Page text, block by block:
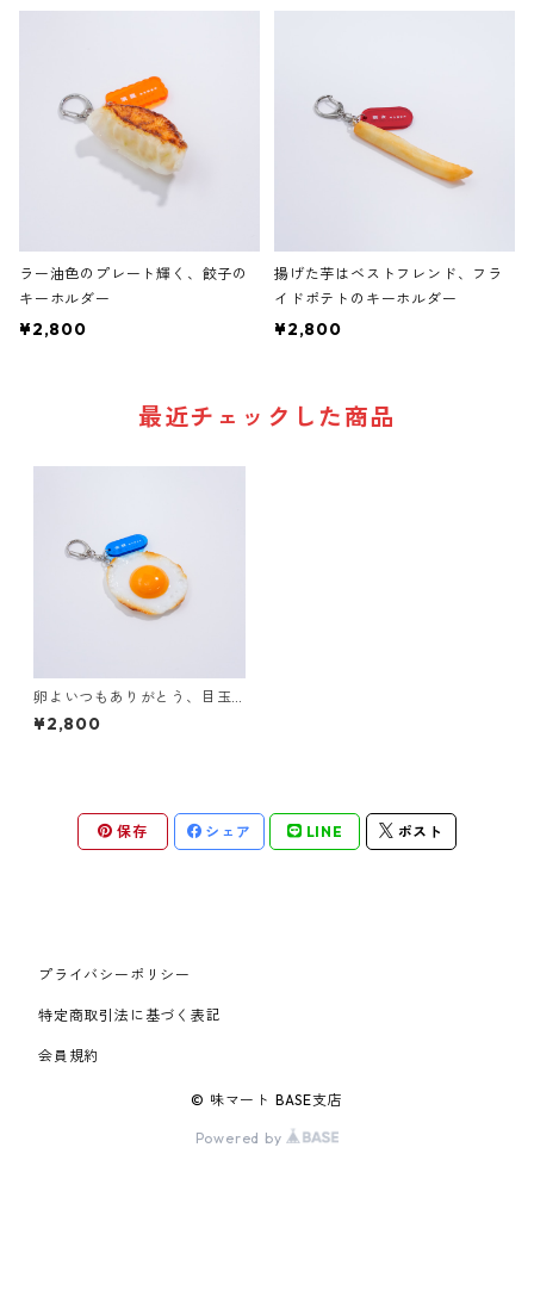
ラー油色のプレート輝く、餃子の
キーホルダー
¥2,800
揚げた芋はベストフレンド、フラ
イドポテトのキーホルダー
¥2,800
最近チェックした商品
卵よいつもありがとう、目玉
焼きのキーホルダー
¥2,800
保存 シェア LINE ポスト
プライバシーポリシー
特定商取引法に基づく表記
会員規約
© 味マート BASE支店
Powered by